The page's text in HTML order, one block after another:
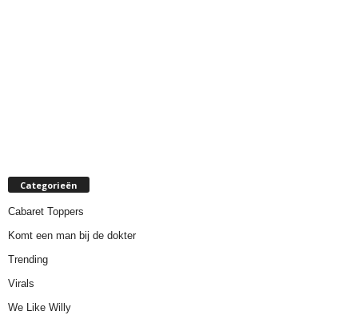
Categorieën
Cabaret Toppers
Komt een man bij de dokter
Trending
Virals
We Like Willy